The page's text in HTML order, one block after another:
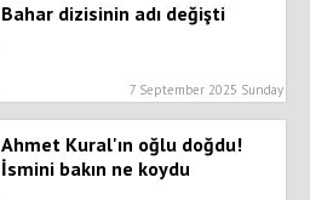
Bahar dizisinin adı değişti
7 September 2025 Sunday
Ahmet Kural'ın oğlu doğdu!
İsmini bakın ne koydu